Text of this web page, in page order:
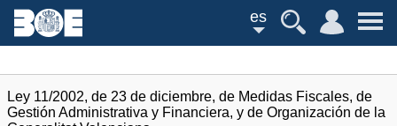
es
Ley 11/2002, de 23 de diciembre, de Medidas Fiscales, de
Gestión Administrativa y Financiera, y de Organización de la